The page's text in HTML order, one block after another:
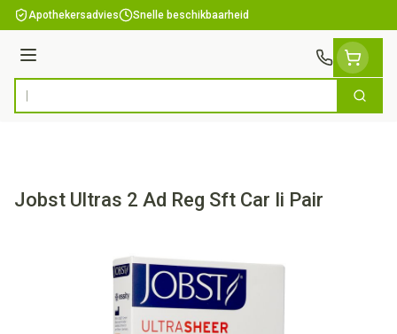
Ga naar de inhoud
Apothekersadvies Snelle beschikbaarheid
Menu
Product, merk, categorie... Zoek
Jobst Ultras 2 Ad Reg Sft Car Ii Pair